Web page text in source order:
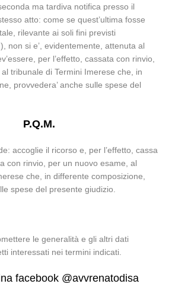
ma tardiva notifica presso il
atto: come se quest’ultima fosse
rilevante ai soli fini previsti
non si e’, evidentemente, attenuta al
per l’effetto, cassata con rinvio,
tribunale di Termini Imerese che, in
provvedera’ anche sulle spese del
P.Q.M.
accoglie il ricorso e, per l’effetto, cassa
con rinvio, per un nuovo esame, al
che, in differente composizione,
spese del presente giudizio.
le generalità e gli altri dati
interessati nei termini indicati.
facebook @avvrenatodisa